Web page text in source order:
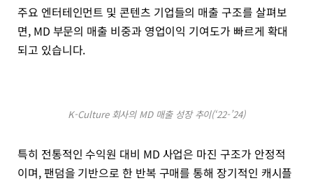
주요 엔터테인먼트 및 콘텐츠 기업들의 매출 구조를 살펴보
면, MD 부문의 매출 비중과 영업이익 기여도가 빠르게 확대
되고 있습니다.
K-Culture 회사의 MD 매출 성장 추이(‘22-’24)
특히 전통적인 수익원 대비 MD 사업은 마진 구조가 안정적
이며, 팬덤을 기반으로 한 반복 구매를 통해 장기적인 캐시플